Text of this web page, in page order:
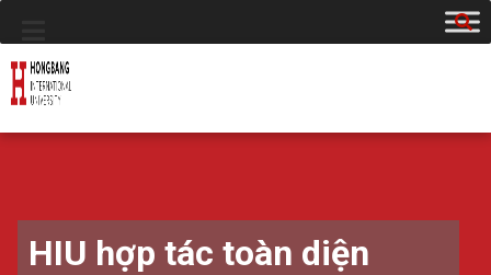
HIU hợp tác toàn diện